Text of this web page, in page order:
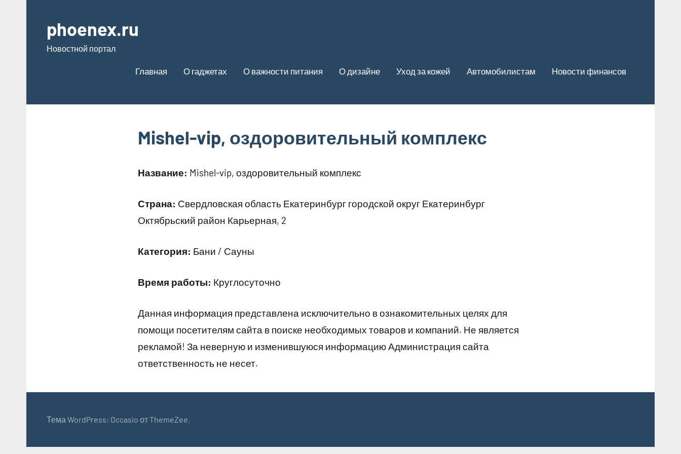
содержимому
phoenex.ru
Новостной портал
Главная О гаджетах О важности питания О дизайне Уход за кожей Автомобилистам Новости финансов
Mishel-vip, оздоровительный комплекс
Название: Mishel-vip, оздоровительный комплекс
Страна: Свердловская область Екатеринбург городской округ Екатеринбург
Октябрьский район Карьерная, 2
Категория: Бани / Сауны
Время работы: Круглосуточно
Данная информация представлена исключительно в ознакомительных целях для
помощи посетителям сайта в поиске необходимых товаров и компаний. Не является
рекламой! За неверную и изменившуюся информацию Администрация сайта
ответственность не несет.
Тема WordPress: Occasio от ThemeZee.